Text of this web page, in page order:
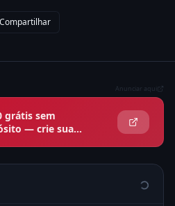
Compartilhar
Anunciar aqui
grátis sem
— crie sua